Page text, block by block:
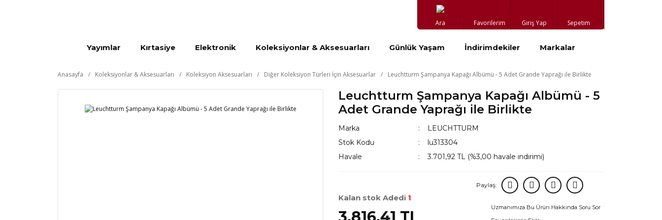
Ara Favorilerim Giriş Yap Sepetim
Yayımlar Kırtasiye Elektronik Koleksiyonlar & Aksesuarları Günlük Yaşam İndirimdekiler Markalar
Anasayfa Koleksiyonlar & Aksesuarları Koleksiyon Aksesuarları Diğer Koleksiyon Türleri İçin Aksesuarlar Leuchtturm Şampanya Kapağı Albümü - 5 Adet Grande Yaprağı ile Birlikte
Leuchtturm Şampanya Kapağı Albümü - 5
Adet Grande Yaprağı ile Birlikte
Marka
LEUCHTTURM
Stok Kodu
lu313304
Havale
3.701,92 TL (%3,00 havale indirimi)
Kalan stok Adedi 1
Paylaş:
Uzmanımıza Bu Ürün Hakkında Soru Sor